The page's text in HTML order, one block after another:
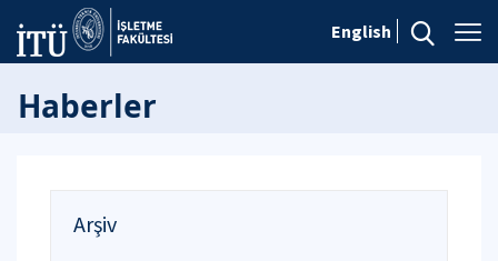
English
Haberler
Arşiv